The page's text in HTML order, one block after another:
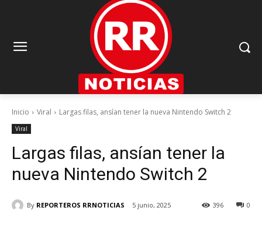
Inicio Viral Largas filas, ansían tener la nueva Nintendo Switch 2
Viral
Largas filas, ansían tener la
nueva Nintendo Switch 2
By REPORTEROS RRNOTICIAS 5 junio, 2025 0
396